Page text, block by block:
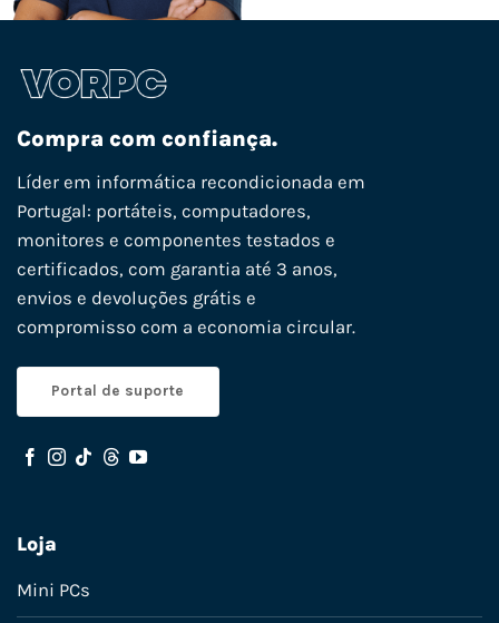
Compra com confiança.
Líder em informática recondicionada em
Portugal: portáteis, computadores,
monitores e componentes testados e
certificados, com garantia até 3 anos,
envios e devoluções grátis e
compromisso com a economia circular.
Portal de suporte
Loja
Mini PCs